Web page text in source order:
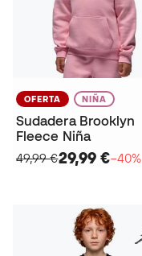
OFERTA NIÑA
Sudadera Brooklyn
Fleece Niña
49,99 €29,99 €−40%